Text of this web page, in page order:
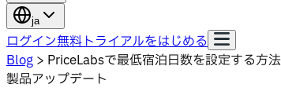
ja
ログイン無料トライアルをはじめる
Blog > PriceLabsで最低宿泊日数を設定する方法
製品アップデート